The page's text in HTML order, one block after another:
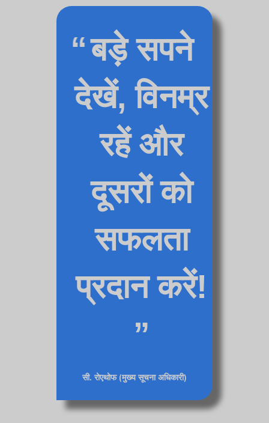
Https://europeworkspace.com/
Https://europeofficeapplications.com/
बड़े सपने
देखें, विनम्र
रहें और
दूसरों को
सफलता
प्रदान करें!
सी. रोएथोफ (मुख्य सूचना अधिकारी)